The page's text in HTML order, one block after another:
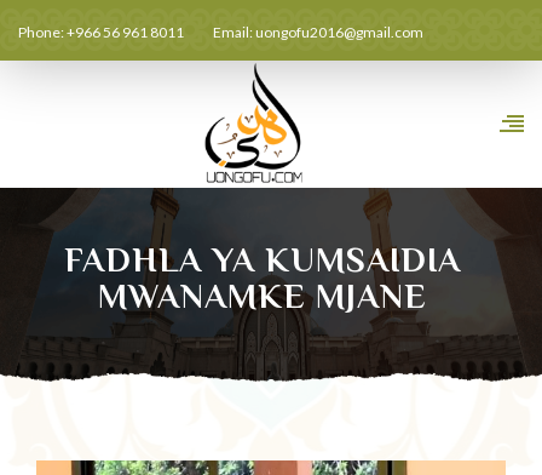
Phone: +966 56 961 8011 Email:uongofu2016@gmail.com
FADHLA YA KUMSAIDIA
MWANAMKE MJANE